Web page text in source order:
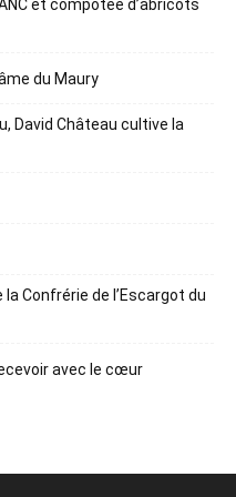
et compotée d’abricots
du Maury
David Château cultive la
Confrérie de l’Escargot du
avec le cœur